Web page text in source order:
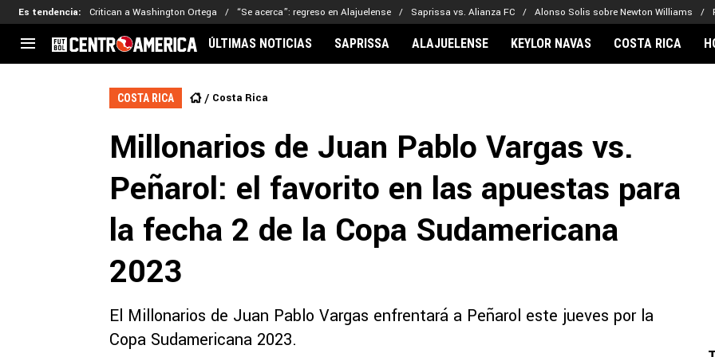
Es tendencia: Critican a Washington Ortega “Se acerca”: regreso en Alajuelense Saprissa vs. Alianza FC Alonso Solis sobre Newton Williams
CENTROAMÉRICA
CONCACAF
Liga de Naciones
Copa de Campeones
MLS
Kervin Arriaga
Nathaniel Méndez-Laing
Alajuelense
Herediano
Comunicaciones
Olimpia
Real Madrid
ÚLTIMAS NOTICIAS SAPRISSA ALAJUELENSE KEYLOR NAVAS COSTA RICA
COSTA RICA Costa Rica
Millonarios de Juan Pablo Vargas vs.
Peñarol: el favorito en las apuestas para
la fecha 2 de la Copa Sudamericana
2023
El Millonarios de Juan Pablo Vargas enfrentará a Peñarol este jueves por la
Copa Sudamericana 2023.